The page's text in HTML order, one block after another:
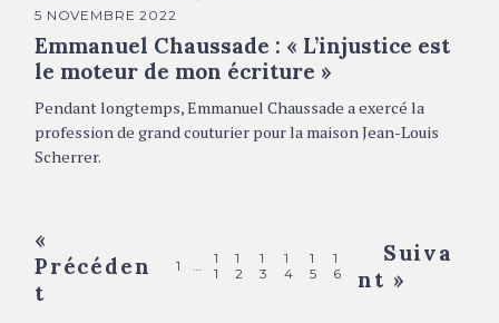
T
É
G
O
R
E
5 NOVEMBRE 2022
Emmanuel Chaussade : « L’injustice est
le moteur de mon écriture »
Pendant longtemps, Emmanuel Chaussade a exercé la
profession de grand couturier pour la maison Jean-Louis
Scherrer.
P
o
s
«
Précéden
t
1
1
1
1
2
1
3
1
4
1
5
1
6
Suiva
nt »